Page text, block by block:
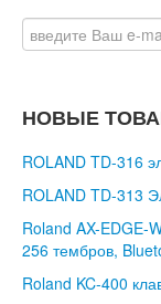
НОВЫЕ
ROLAND TD-316
ROLAND TD-313
Roland AX-EDGE-
256 тембров,
Roland KC-400